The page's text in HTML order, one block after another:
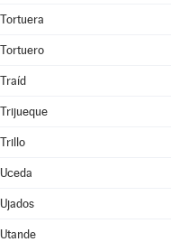
Tortuera
Tortuero
Traíd
Trijueque
Trillo
Uceda
Ujados
Utande